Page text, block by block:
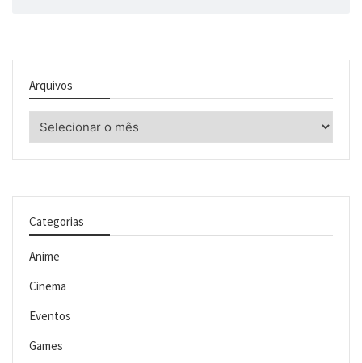
Arquivos
Categorias
Anime
Cinema
Eventos
Games